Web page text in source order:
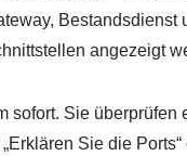
angezeigt
sofort. Sie
Sie die